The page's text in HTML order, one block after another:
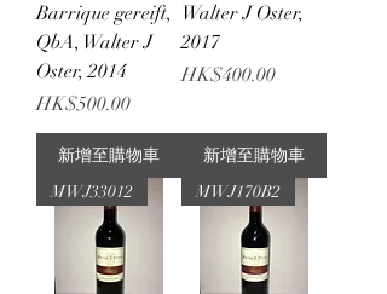
Barrique gereift,
QbA, Walter J
Oster, 2014
價格
HK$500.00
新增至購物車
Walter J Oster,
2017
價格
HK$400.00
新增至購物車
MWJ33012
MWJ170B2